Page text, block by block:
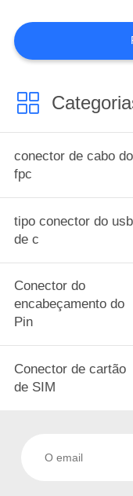
do
fio
Fio
conector de cabo do
fpc
tipo conector do usb
de c
Conector do
encabeçamento do
Pin
Conector de cartão
de SIM